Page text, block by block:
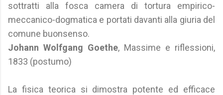
sottratti alla fosca camera di tortura empirico-
meccanico-dogmatica e portati davanti alla giuria del
comune buonsenso.
Johann Wolfgang Goethe, Massime e riflessioni,
1833 (postumo)
La fisica teorica si dimostra potente ed efficace